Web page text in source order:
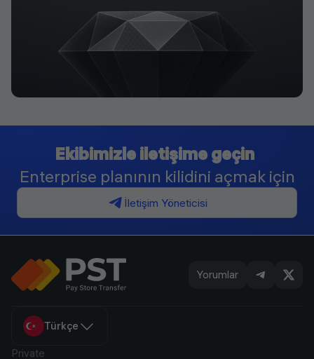
Ekibimizle iletişime geçin
Enterprise planının kilidini açmak için
İletişim Yöneticisi
Yorumlar
Türkçe
Private